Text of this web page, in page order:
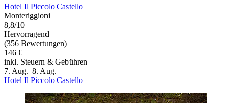
Hotel Il Piccolo Castello
Monteriggioni
8,8/10
Hervorragend
(356 Bewertungen)
146 €
inkl. Steuern & Gebühren
7. Aug.–8. Aug.
Hotel Il Piccolo Castello